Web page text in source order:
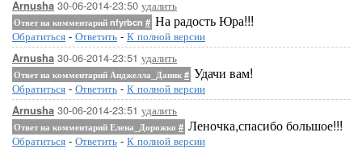
[365x580] [600x607]
Arnusha 30-06-2014-23:50 удалить
Ответ на комментарий nfyrbcn # На радость Юра!!!
Обратиться - Ответить - К полной версии
Arnusha 30-06-2014-23:51 удалить
Ответ на комментарий Анджелла_Даник # Удачи вам!
Обратиться - Ответить - К полной версии
Arnusha 30-06-2014-23:51 удалить
Ответ на комментарий Елена_Дорожко # Леночка,спасибо большое!!!
Обратиться - Ответить - К полной версии